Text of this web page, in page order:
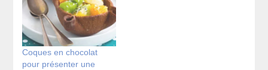
Coques en chocolat
pour présenter une